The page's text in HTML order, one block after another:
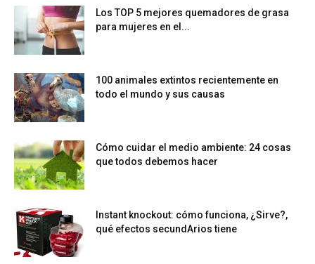
Los TOP 5 mejores quemadores de grasa
para mujeres en el...
100 animales extintos recientemente en
todo el mundo y sus causas
Cómo cuidar el medio ambiente: 24 cosas
que todos debemos hacer
Instant knockout: cómo funciona, ¿Sirve?,
qué efectos secundArios tiene